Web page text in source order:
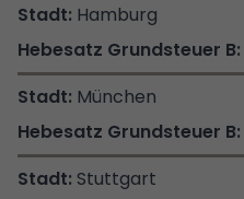
Hamburg
München
Stuttgart